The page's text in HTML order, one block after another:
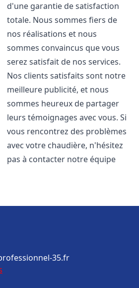
d'une garantie de satisfaction
totale. Nous sommes fiers de
nos réalisations et nous
sommes convaincus que vous
serez satisfait de nos services.
Nos clients satisfaits sont notre
meilleure publicité, et nous
sommes heureux de partager
leurs témoignages avec vous. Si
vous rencontrez des problèmes
avec votre chaudière, n'hésitez
pas à contacter notre équipe
35.fr